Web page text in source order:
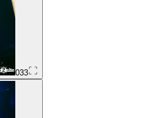
033